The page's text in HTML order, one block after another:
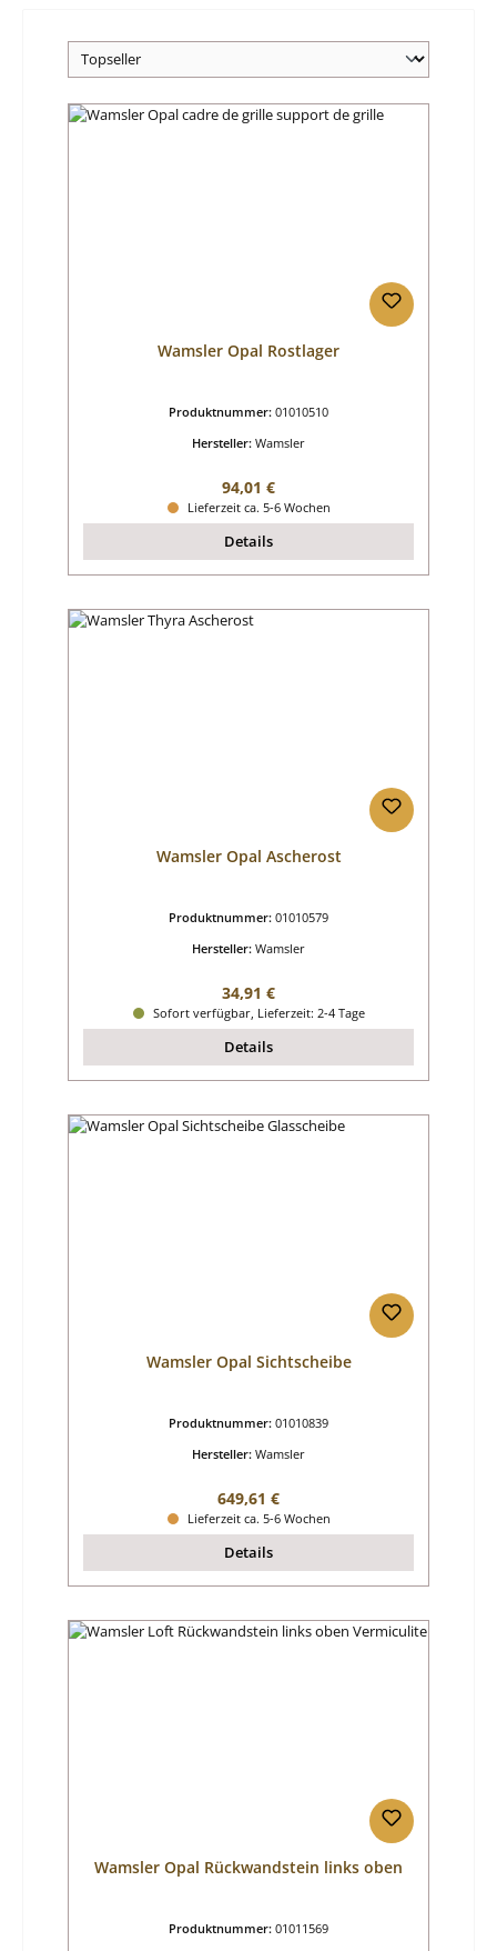
Wamsler Opal Rostlager
Produktnummer: 01010510
Hersteller: Wamsler
Regulärer Preis:
94,01 €
Lieferzeit ca. 5-6 Wochen
Details
Wamsler Opal Ascherost
Produktnummer: 01010579
Hersteller: Wamsler
Regulärer Preis:
34,91 €
Sofort verfügbar, Lieferzeit: 2-4 Tage
Details
Wamsler Opal Sichtscheibe
Produktnummer: 01010839
Hersteller: Wamsler
Regulärer Preis:
649,61 €
Lieferzeit ca. 5-6 Wochen
Details
Wamsler Opal Rückwandstein links oben
Produktnummer: 01011569